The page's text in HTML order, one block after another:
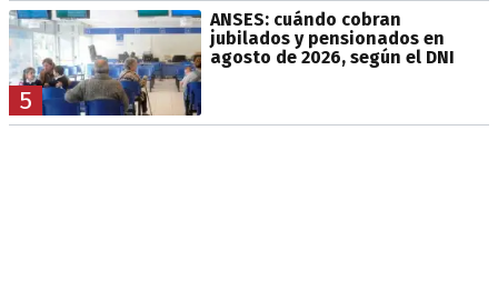
5
ANSES: cuándo cobran
jubilados y pensionados en
agosto de 2026, según el DNI